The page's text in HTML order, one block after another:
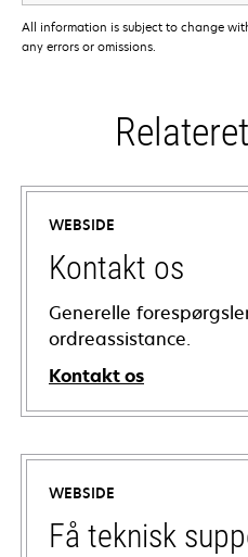
All information is subject to change
any errors or omissions.
WEBSIDE
Kontakt os
Generelle
ordreassistance.
Kontakt os
WEBSIDE
Få teknisk